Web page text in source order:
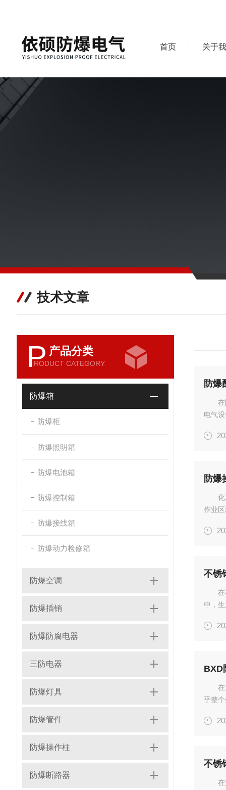
首页 关于
技术文章
P 产品分类
RODUCT CATEGORY
防爆箱
防爆柜
防爆照明箱
防爆电池箱
防爆控制箱
防爆接线箱
防爆动力检修箱
防爆空调
防爆插销
防爆防腐电器
三防电器
防爆灯具
防爆管件
防爆操作柱
防爆断路器
电气
端子
防爆
作业
在燃
中，
温，
BXD
乎整
电气
不锈